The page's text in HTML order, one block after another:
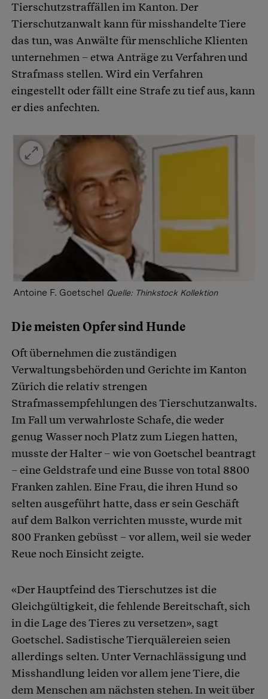
Tierschutzstraffällen im Kanton. Der
Tierschutzanwalt kann für misshandelte Tiere
das tun, was Anwälte für menschliche Klienten
unternehmen – etwa Anträge zu Verfahren und
Strafmass stellen. Wird ein Verfahren
eingestellt oder fällt eine Strafe zu tief aus, kann
er dies anfechten.
Antoine F. Goetschel Quelle: Thinkstock Kollektion
Die meisten Opfer sind Hunde
Oft übernehmen die zuständigen
Verwaltungsbehörden und Gerichte im Kanton
Zürich die relativ strengen
Strafmassempfehlungen des Tierschutzanwalts.
Im Fall um verwahrloste Schafe, die weder
genug Wasser noch Platz zum Liegen hatten,
musste der Halter – wie von Goetschel beantragt
– eine Geldstrafe und eine Busse von total 8800
Franken zahlen. Eine Frau, die ihren Hund so
selten ausgeführt hatte, dass er sein Geschäft
auf dem Balkon verrichten musste, wurde mit
800 Franken gebüsst – vor allem, weil sie weder
Reue noch Einsicht zeigte.
«Der Hauptfeind des Tierschutzes ist die
Gleichgültigkeit, die fehlende Bereitschaft, sich
in die Lage des Tieres zu versetzen», sagt
Goetschel. Sadistische Tierquälereien seien
allerdings selten. Unter Vernachlässigung und
Misshandlung leiden vor allem jene Tiere, die
dem Menschen am nächsten stehen. In weit über